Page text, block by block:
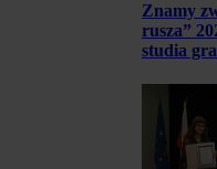
Znamy
rusza”
studia